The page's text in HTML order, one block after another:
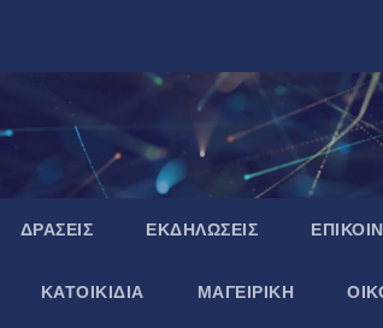
ΔΡΑΣΕΙΣ ΕΚΔΗΛΩΣΕΙΣ
ΚΑΤΟΙΚΙΔΙΑ ΜΑΓΕΙΡΙΚΗ